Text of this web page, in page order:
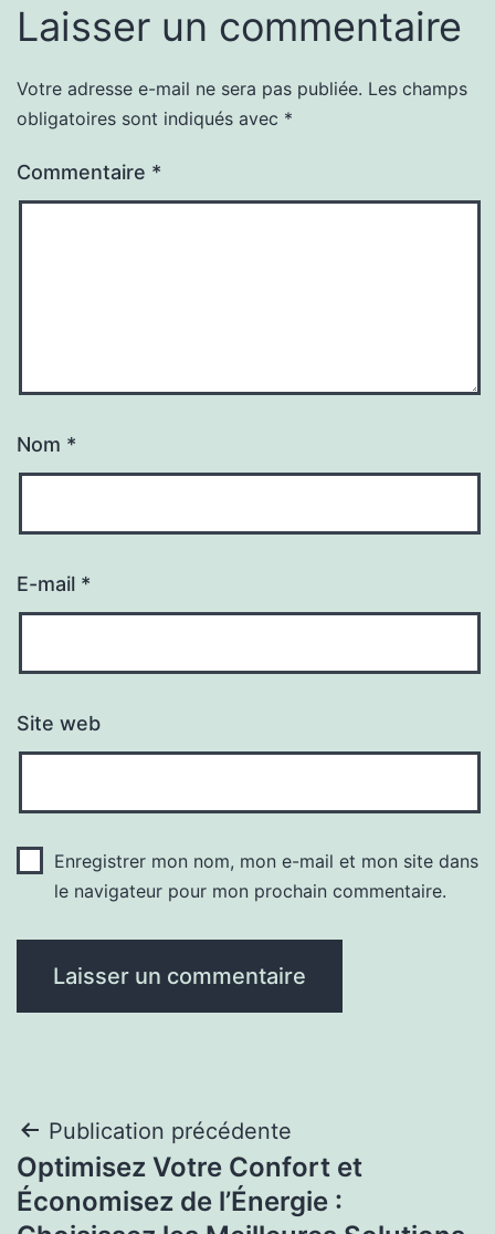
Laisser un commentaire
Votre adresse e-mail ne sera pas publiée. Les champs
obligatoires sont indiqués avec *
Commentaire *
Nom *
E-mail *
Site web
Enregistrer mon nom, mon e-mail et mon site dans
le navigateur pour mon prochain commentaire.
Navigation
de
Publication précédente
Optimisez Votre Confort et
Économisez de l’Énergie :